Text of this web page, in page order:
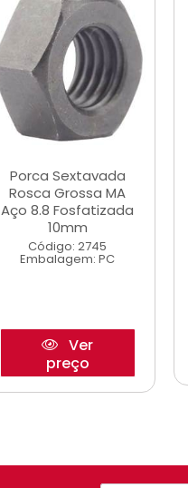
Porca Sextavada
Rosca Grossa MA
Aço 8.8 Fosfatizada
10mm
Código: 2745
Embalagem: PC
Ver
preço